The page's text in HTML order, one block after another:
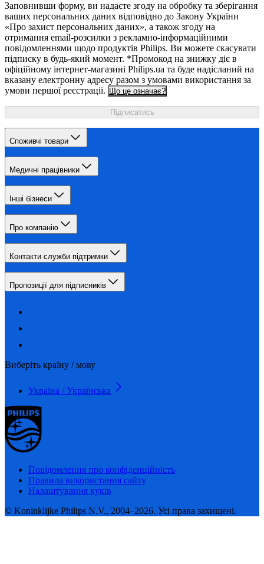
Заповнивши форму, ви надаєте згоду на обробку та зберігання
ваших персональних даних відповідно до Закону України
«Про захист персональних даних», а також згоду на
отримання email-розсилки з рекламно-інформаційними
повідомленнями щодо продуктів Philips. Ви можете скасувати
підписку в будь-який момент. *Промокод на знижку діє в
офіційному інтернет-магазині Philips.ua та буде надісланий на
вказану електронну адресу разом з умовами використання за
умови першої реєстрації. Що це означає?
Підписатись
Споживчі товари
Медичні працівники
Інші бізнеси
Про компанію
Контакти служби підтримки
Пропозиції для підписників
Виберіть країну / мову
Україна / Українська
Повідомлення про конфіденційність
Правила використання сайту
Налаштування куків
© Koninklijke Philips N.V., 2004–2026. Усі права захищені.